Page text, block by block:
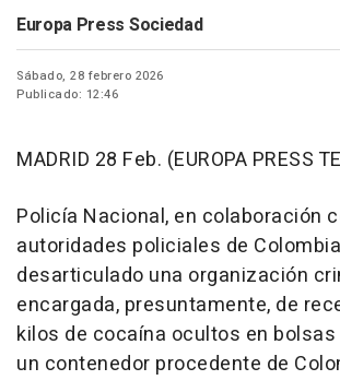
Europa Press Sociedad
Sábado, 28 febrero 2026
Publicado: 12:46
MADRID 28 Feb. (EUROPA PRESS
Policía Nacional, en colaboración
autoridades policiales de
desarticulado una organización
encargada, presuntamente, de
kilos de cocaína ocultos en
un contenedor procedente de